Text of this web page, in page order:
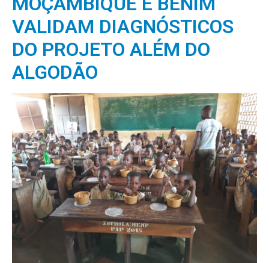
VALIDAM DIAGNÓSTICOS
DO PROJETO ALÉM DO
ALGODÃO